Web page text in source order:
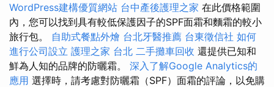
WordPress建構優質網站 台中產後護理之家 在此價格範圍
內，您可以找到具有較低保護因子的SPF面霜和麵霜的較小
旅行包。 自助式餐點外燴 台北牙醫推薦 台東徵信社 如何
進行公司設立 護理之家 台北 二手攤車回收 還提供已知和
鮮為人知的品牌的防曬霜。 深入了解Google Analytics的
應用 選擇時，請考慮對防曬霜（SPF）面霜的評論，以免購